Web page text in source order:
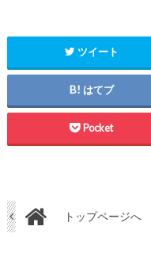
ツイート
はてブ
Pocket
トップページへ